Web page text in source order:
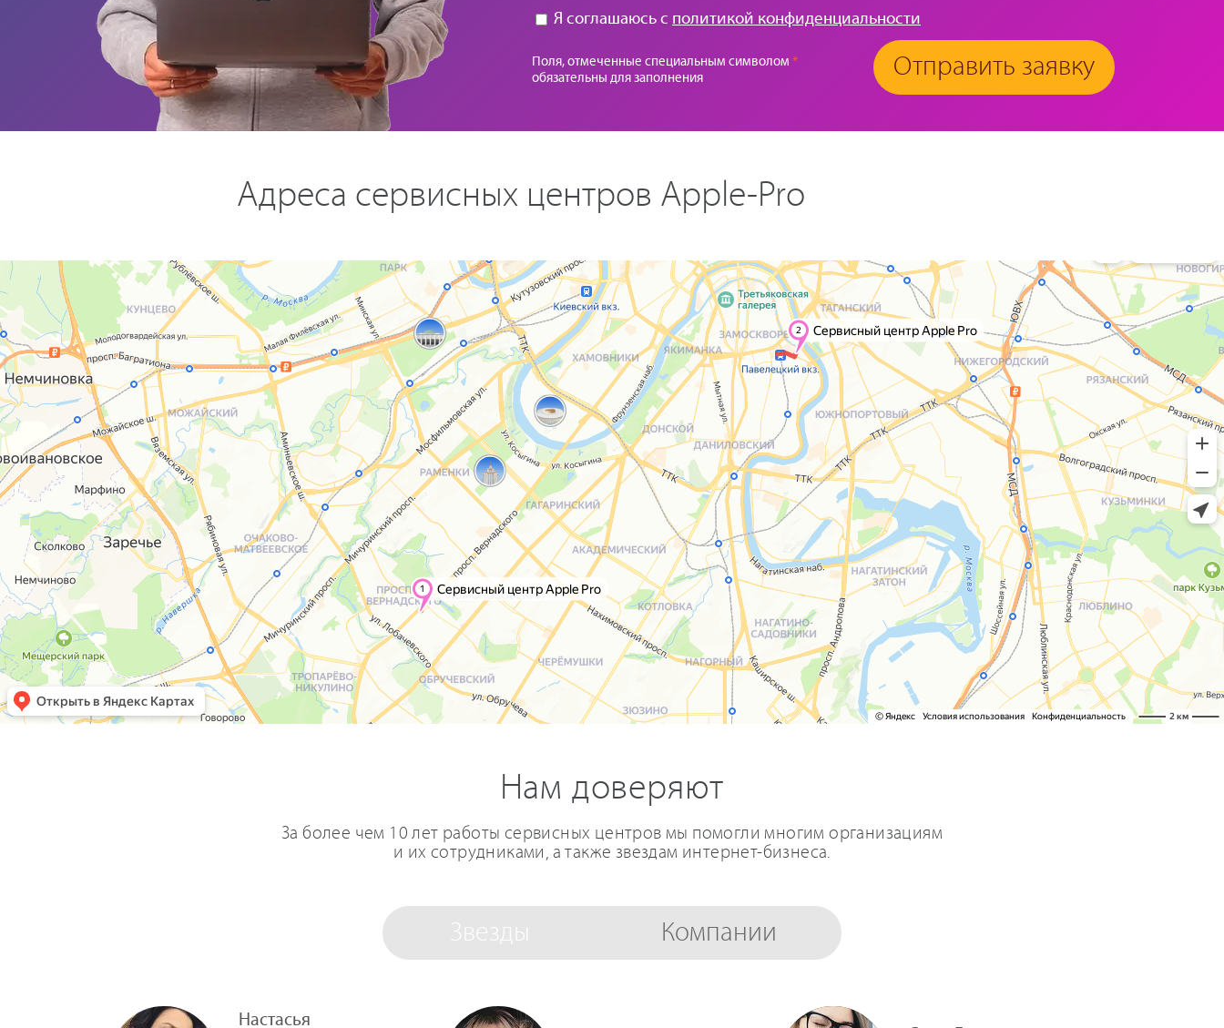
Я соглашаюсь с политикой конфиденциальности
Поля, отмеченные специальным символом *
обязательны для заполнения
Отправить заявку
Адреса сервисных центров Apple-Pro
Нам доверяют
За более чем 10 лет работы сервисных центров мы помогли многим организациям
и их сотрудниками, а также звездам интернет-бизнеса.
Звезды Компании
Настасья